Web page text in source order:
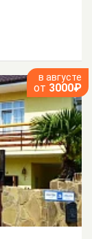
в августе
от 3000₽